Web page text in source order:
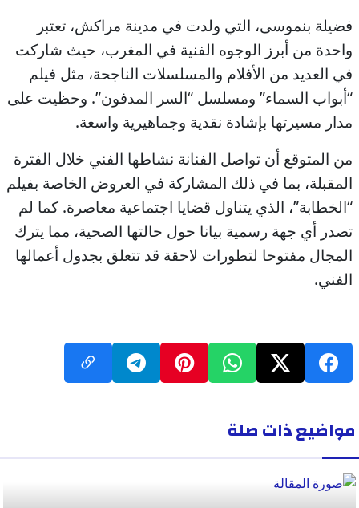
فضيلة بنموسى، التي ولدت في مدينة مراكش، تعتبر
واحدة من أبرز الوجوه الفنية في المغرب، حيث شاركت
في العديد من الأفلام والمسلسلات الناجحة، مثل فيلم
“أبواب السماء” ومسلسل “السر المدفون”. وحظيت على
مدار مسيرتها بإشادة نقدية وجماهيرية واسعة.
من المتوقع أن تواصل الفنانة نشاطها الفني خلال الفترة
المقبلة، بما في ذلك المشاركة في العروض الخاصة بفيلم
“الخطابة”، الذي يتناول قضايا اجتماعية معاصرة. كما لم
تصدر أي جهة رسمية بيانا حول حالتها الصحية، مما يترك
المجال مفتوحا لتطورات لاحقة قد تتعلق بجدول أعمالها
الفني.
مواضيع ذات صلة